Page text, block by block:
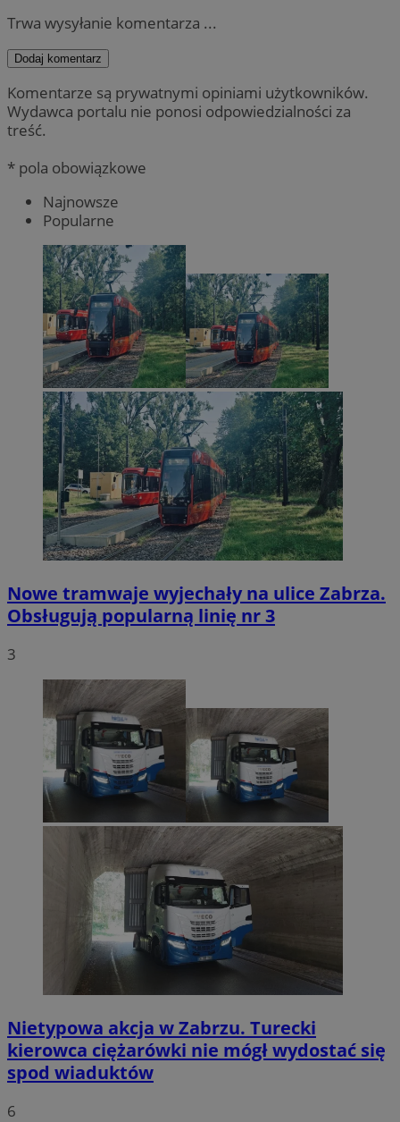
Trwa wysyłanie komentarza ...
Dodaj komentarz
Komentarze są prywatnymi opiniami użytkowników.
Wydawca portalu nie ponosi odpowiedzialności za
treść.
* pola obowiązkowe
Najnowsze
Popularne
Nowe tramwaje wyjechały na ulice Zabrza.
Obsługują popularną linię nr 3
3
Nietypowa akcja w Zabrzu. Turecki
kierowca ciężarówki nie mógł wydostać się
spod wiaduktów
6